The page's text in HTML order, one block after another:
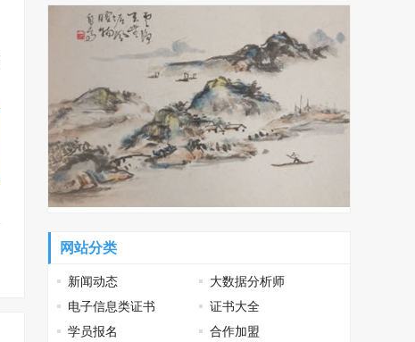
网站分类
新闻动态
大数据分析师
电子信息类证书
证书大全
学员报名
合作加盟